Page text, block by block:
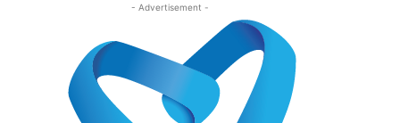
- Advertisement -